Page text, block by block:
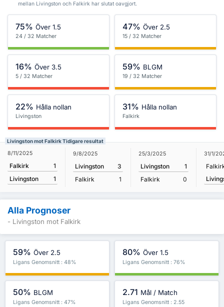
mellan Livingston och Falkirk har slutat oavgjort.
75% Över 1.5
24 / 32 Matcher
47% Över 2.5
15 / 32 Matcher
16% Över 3.5
5 / 32 Matcher
59% BLGM
19 / 32 Matcher
22% Hålla nollan
Livingston
31% Hålla nollan
Falkirk
Livingston mot Falkirk Tidigare resultat
8/11/2025
Falkirk
1
Livingston
1
9/8/2025
Livingston
3
Falkirk
1
25/3/2025
Livingston
1
Falkirk
0
31/1/
Alla Prognoser
- Livingston mot Falkirk
59% Över 2.5
Ligans Genomsnitt : 48%
80% Över 1.5
Ligans Genomsnitt : 76%
50% BLGM
Ligans Genomsnitt : 47%
2.71 Mål / Match
Ligans Genomsnitt : 2.55